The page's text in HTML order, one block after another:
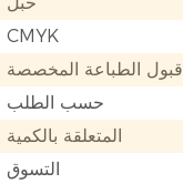
CMYK
قبول الطباعة المخصصة
حسب الطلب
المتعلقة بالكمية
التسوق